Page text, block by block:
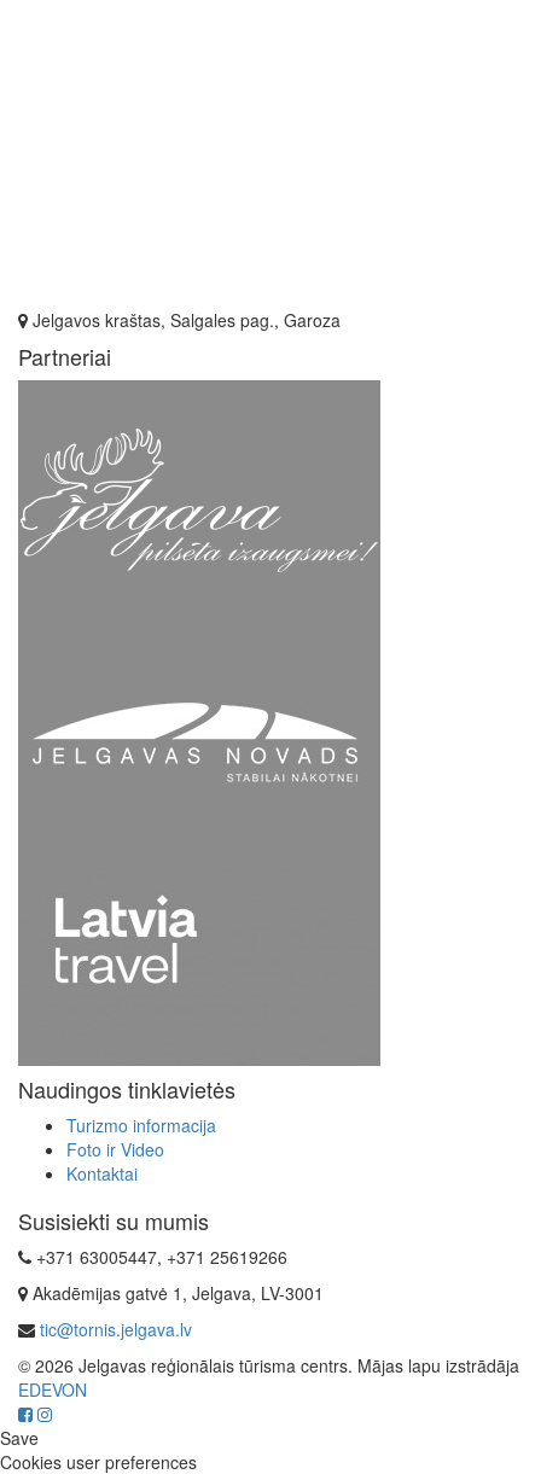
Jelgavos kraštas, Salgales pag., Garoza
Partneriai
Naudingos tinklavietės
Turizmo informacija
Foto ir Video
Kontaktai
Susisiekti su mumis
+371 63005447, +371 25619266
Akadēmijas gatvė 1, Jelgava, LV-3001
tic@tornis.jelgava.lv
© 2026 Jelgavas reģionālais tūrisma centrs. Mājas lapu izstrādāja
EDEVON
Save
Cookies user preferences